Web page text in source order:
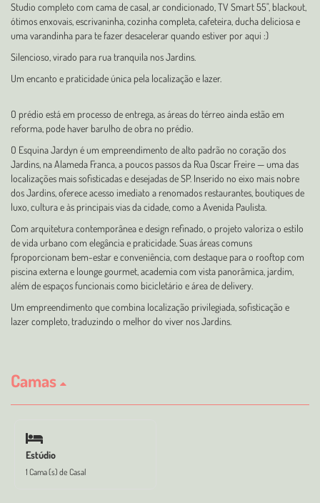
Studio completo com cama de casal, ar condicionado, TV Smart 55", blackout,
ótimos enxovais, escrivaninha, cozinha completa, cafeteira, ducha deliciosa e
uma varandinha para te fazer desacelerar quando estiver por aqui :)
Silencioso, virado para rua tranquila nos Jardins.
Um encanto e praticidade única pela localização e lazer.
O prédio está em processo de entrega, as áreas do térreo ainda estão em
reforma, pode haver barulho de obra no prédio.
O Esquina Jardyn é um empreendimento de alto padrão no coração dos
Jardins, na Alameda Franca, a poucos passos da Rua Oscar Freire — uma das
localizações mais sofisticadas e desejadas de SP. Inserido no eixo mais nobre
dos Jardins, oferece acesso imediato a renomados restaurantes, boutiques de
luxo, cultura e às principais vias da cidade, como a Avenida Paulista.
Com arquitetura contemporânea e design refinado, o projeto valoriza o estilo
de vida urbano com elegância e praticidade. Suas áreas comuns
fproporcionam bem-estar e conveniência, com destaque para o rooftop com
piscina externa e lounge gourmet, academia com vista panorâmica, jardim,
além de espaços funcionais como bicicletário e área de delivery.
Um empreendimento que combina localização privilegiada, sofisticação e
lazer completo, traduzindo o melhor do viver nos Jardins.
Camas
Estúdio
1 Cama (s) de Casal